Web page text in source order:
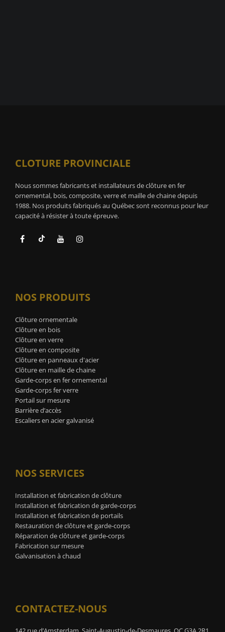
CLOTURE PROVINCIALE
Nous sommes fabricants et installateurs de clôture en fer
ornemental, bois, composite, verre et maille de chaine depuis
1988. Nos produits fabriqués au Québec sont reconnus pour leur
capacité à résister à toute épreuve.
NOS PRODUITS
Clôture ornementale
Clôture en bois
Clôture en verre
Clôture en composite
Clôture en panneaux d'acier
Clôture en maille de chaine
Garde-corps en fer ornemental
Garde-corps fer verre
Portail sur mesure
Barrière d’accès
Escaliers en acier galvanisé
NOS SERVICES
Installation et fabrication de clôture
Installation et fabrication de garde-corps
Installation et fabrication de portails
Restauration de clôture et garde-corps
Réparation de clôture et garde-corps
Fabrication sur mesure
Galvanisation à chaud
CONTACTEZ-NOUS